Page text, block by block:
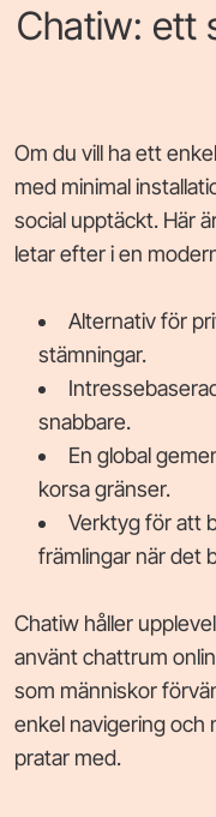
Chatiw: ett
Om du vill ha ett
med minimal
social upptäckt. Här
letar efter i en
Alternativ för
stämningar.
snabbare.
En global
korsa gränser.
Verktyg för att
främlingar när det
Chatiw håller
använt chattrum
som människor
enkel navigering och
pratar med.